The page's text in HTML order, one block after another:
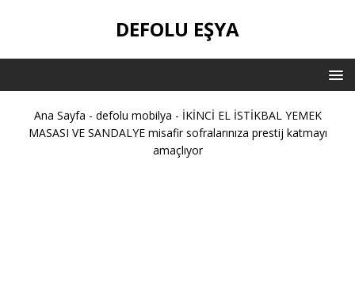
DEFOLU EŞYA
Ana Sayfa - defolu mobilya - İKİNCİ EL İSTİKBAL YEMEK
MASASI VE SANDALYE misafir sofralarınıza prestij katmayı
amaçlıyor